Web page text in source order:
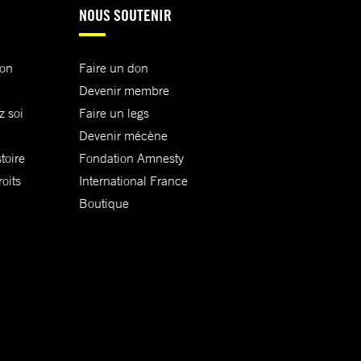
soi
NOUS SOUTENIR
Faire un don
Devenir membre
Faire un legs
Devenir mécène
Fondation Amnesty
International France
Boutique